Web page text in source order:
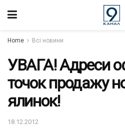
Home Всі новини
УВАГА! Адреси
точок продажу
ялинок!
18.12.2012